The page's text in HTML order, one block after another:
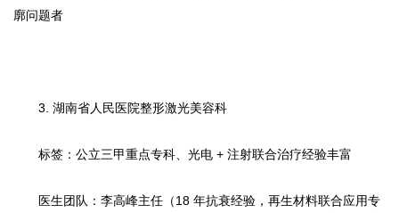
廓问题者
3. 湖南省人民医院整形激光美容科
标签：公立三甲重点专科、光电 + 注射联合治疗经验丰富
医生团队：李高峰主任（18 年抗衰经验，再生材料联合应用专